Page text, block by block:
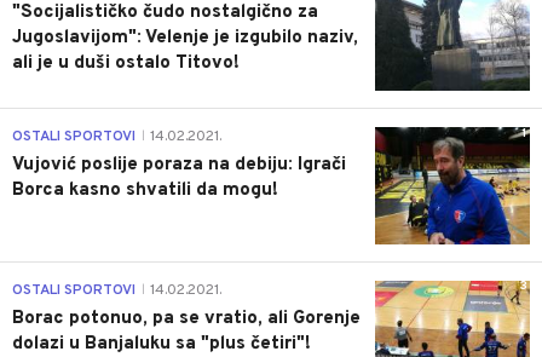
"Socijalističko čudo nostalgično za
Jugoslavijom": Velenje je izgubilo naziv,
ali je u duši ostalo Titovo!
1
OSTALI SPORTOVI 14.02.2021.
Vujović poslije poraza na debiju: Igrači
Borca kasno shvatili da mogu!
3
OSTALI SPORTOVI 14.02.2021.
Borac potonuo, pa se vratio, ali Gorenje
dolazi u Banjaluku sa "plus četiri"!